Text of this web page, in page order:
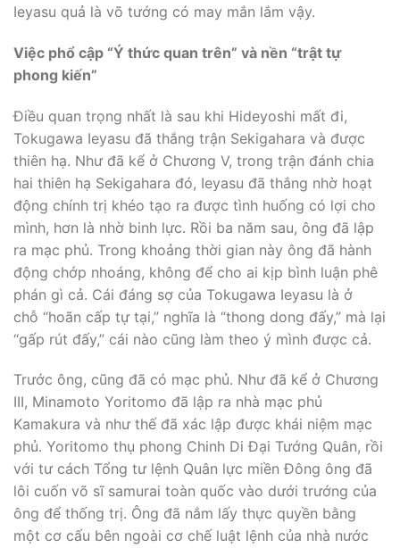
Ieyasu quả là võ tướng có may mắn lắm vậy.
Việc phổ cập “Ý thức quan trên” và nền “trật tự
phong kiến”
Ðiều quan trọng nhất là sau khi Hideyoshi mất đi,
Tokugawa Ieyasu đã thắng trận Sekigahara và được
thiên hạ. Như đã kể ở Chương V, trong trận đánh chia
hai thiên hạ Sekigahara đó, Ieyasu đã thắng nhờ hoạt
động chính trị khéo tạo ra được tình huống có lợi cho
mình, hơn là nhờ binh lực. Rồi ba năm sau, ông đã lập
ra mạc phủ. Trong khoảng thời gian này ông đã hành
động chớp nhoáng, không để cho ai kịp bình luận phê
phán gì cả. Cái đáng sợ của Tokugawa Ieyasu là ở
chỗ “hoãn cấp tự tại,” nghĩa là “thong dong đấy,” mà lại
“gấp rút đấy,” cái nào cũng làm theo ý mình được cả.
Trước ông, cũng đã có mạc phủ. Như đã kể ở Chương
III, Minamoto Yoritomo đã lập ra nhà mạc phủ
Kamakura và như thế đã xác lập được khái niệm mạc
phủ. Yoritomo thụ phong Chinh Di Ðại Tướng Quân, rồi
với tư cách Tổng tư lệnh Quân lực miền Ðông ông đã
lôi cuốn võ sĩ samurai toàn quốc vào dưới trướng của
ông để thống trị. Ông đã nắm lấy thực quyền bằng
một cơ cấu bên ngoài cơ chế luật lệnh của nhà nước